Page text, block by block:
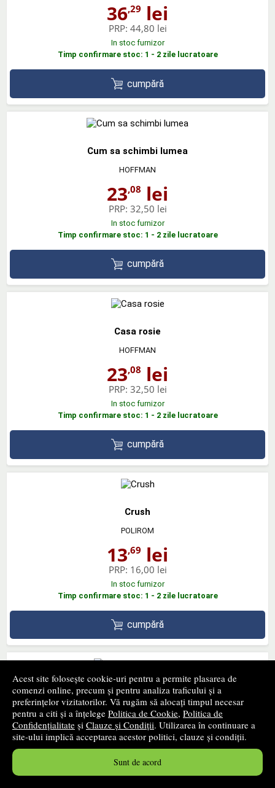
Acest site folosește cookie-uri pentru a permite plasarea de
comenzi online, precum și pentru analiza traficului și a
preferințelor vizitatorilor. Vă rugăm să alocați timpul necesar
pentru a citi și a înțelege Politica de Cookie, Politica de
Confidențialitate și Clauze și Condiții. Utilizarea în continuare a
site-ului implică acceptarea acestor politici, clauze și condiții.
Sunt de acord
36,29 lei
PRP: 44,80 lei
In stoc furnizor
Timp confirmare stoc: 1 - 2 zile lucratoare
cumpără
Cum sa schimbi lumea
HOFFMAN
23,08 lei
PRP: 32,50 lei
In stoc furnizor
Timp confirmare stoc: 1 - 2 zile lucratoare
cumpără
Casa rosie
HOFFMAN
23,08 lei
PRP: 32,50 lei
In stoc furnizor
Timp confirmare stoc: 1 - 2 zile lucratoare
cumpără
Crush
POLIROM
13,69 lei
PRP: 16,00 lei
In stoc furnizor
Timp confirmare stoc: 1 - 2 zile lucratoare
cumpără
Jurnalul renegatilor
UNIVERSITARA
33,21lei
PRP:43,70 lei
In stoc furnizor
Timp confirmare stoc: 1 - 2 zile lucratoare